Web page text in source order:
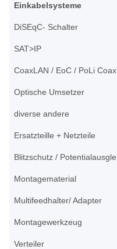
Einkabelsysteme
DiSEqC- Schalter
SAT>IP
CoaxLAN / EoC / PoLi Coax
Optische Umsetzer
diverse andere
Ersatzteille + Netzteile
Blitzschutz /
Montagematerial
Multifeedhalter/ Adapter
Montagewerkzeug
Verteiler